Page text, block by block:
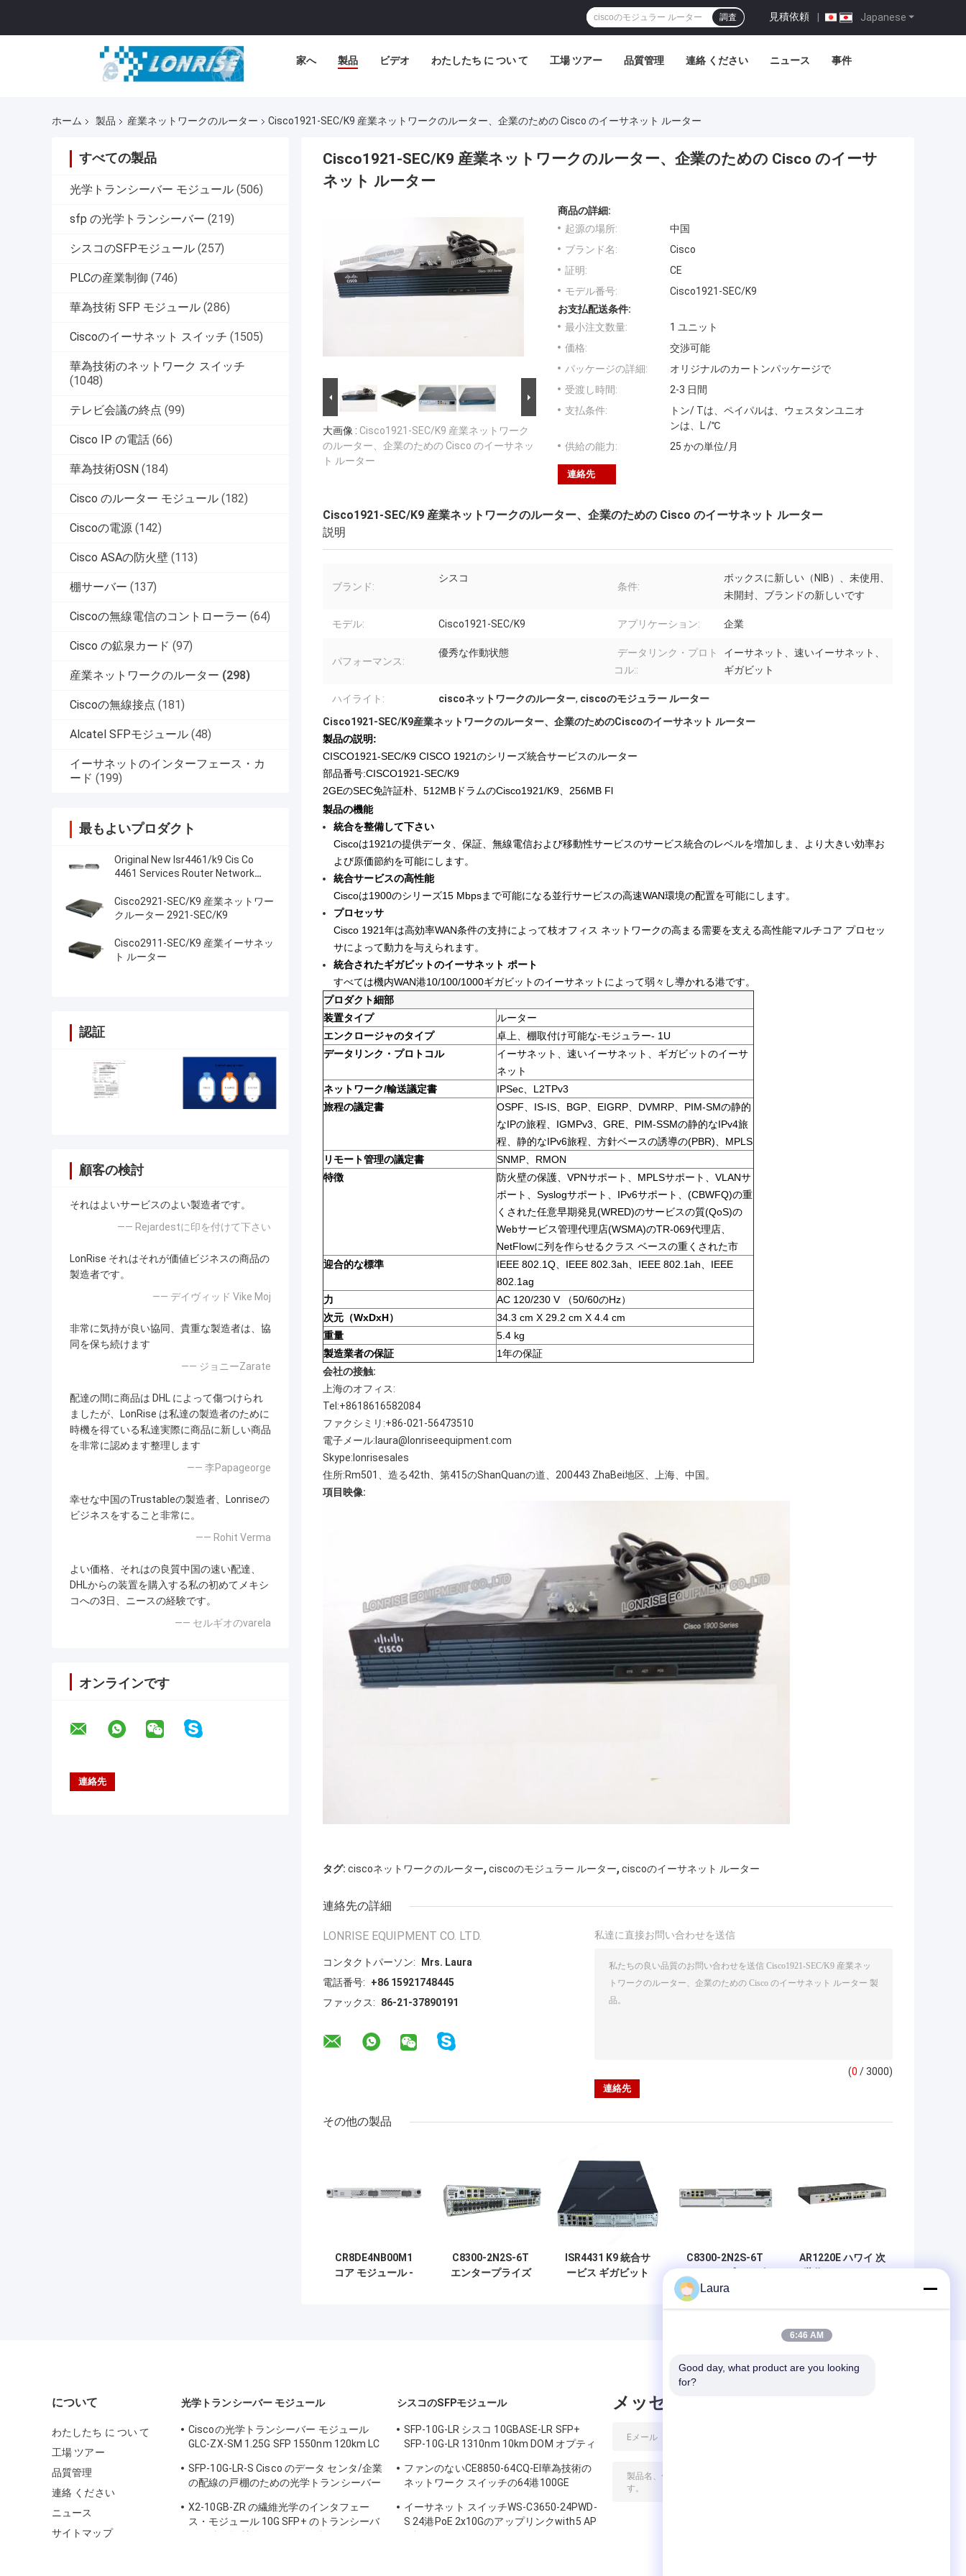
Japanese
見積依頼 |
調査
家へ 製品 ビデオ わたしたち に つい て 工場 ツアー 品質管理 連絡 ください ニュース 事件
ホーム 製品 産業ネットワークのルーター Cisco1921-SEC/K9 産業ネットワークのルーター、企業のための Cisco のイーサネット ルーター
すべての製品
光学トランシーバー モジュール (506)
sfp の光学トランシーバー (219)
シスコのSFPモジュール (257)
PLCの産業制御 (746)
華為技術 SFP モジュール (286)
Ciscoのイーサネット スイッチ (1505)
華為技術のネットワーク スイッチ
(1048)
テレビ会議の終点 (99)
Cisco IP の電話 (66)
華為技術OSN (184)
Cisco のルーター モジュール (182)
Ciscoの電源 (142)
Cisco ASAの防火壁 (113)
棚サーバー (137)
Ciscoの無線電信のコントローラー (64)
Cisco の鉱泉カード (97)
産業ネットワークのルーター (298)
Ciscoの無線接点 (181)
Alcatel SFPモジュール (48)
イーサネットのインターフェース・カ
ード (199)
最もよいプロダクト
Original New Isr4461/k9 Cis Co
4461 Services Router Network
Cisco2921-SEC/K9 産業ネットワー
クルーター 2921-SEC/K9
Cisco2911-SEC/K9 産業イーサネッ
ト ルーター
認証
顧客の検討
それはよいサービスのよい製造者です。
—— Rejardestに印を付けて下さい
LonRise それはそれが価値ビジネスの商品の
製造者です。
—— デイヴィッド Vike Moj
非常に気持が良い協同、貴重な製造者は、協
同を保ち続けます
—— ジョニーZarate
配達の間に商品は DHL によって傷つけられ
ましたが、LonRise は私達の製造者のために
時機を得ている私達実際に商品に新しい商品
を非常に認めます整理します
—— 李Papageorge
幸せな中国のTrustableの製造者、Lonriseの
ビジネスをすること非常に。
—— Rohit Verma
よい価格、それはの良質中国の速い配達、
DHLからの装置を購入する私の初めてメキシ
コへの3日、ニースの経験です。
—— セルギオのvarela
オンラインです
Cisco1921-SEC/K9 産業ネットワークのルーター、企業のための Cisco のイーサ
ネット ルーター
大画像 : Cisco1921-SEC/K9 産業ネットワーク
のルーター、企業のための Cisco のイーサネッ
ト ルーター
商品の詳細:
起源の場所:
中国
ブランド名:
Cisco
証明:
CE
モデル番号:
Cisco1921-SEC/K9
お支払配送条件:
最小注文数量:
1 ユニット
価格:
交渉可能
パッケージの詳細:
オリジナルのカートンパッケージで
受渡し時間:
2-3 日間
支払条件:
トン/ Tは、ペイパルは、ウェスタンユニオ
ンは、L /℃
供給の能力:
25 かの単位/月
連絡先
Cisco1921-SEC/K9 産業ネットワークのルーター、企業のための Cisco のイーサネット ルーター
説明
ブランド:
シスコ
条件:
ボックスに新しい（NIB）、未使用、
未開封、ブランドの新しいです
モデル: Cisco1921-SEC/K9 アプリケーション: 企業
パフォーマンス:
優秀な作動状態
データリンク・プロト
コル::
イーサネット、速いイーサネット、
ギガビット
ハイライト: ciscoネットワークのルーター, ciscoのモジュラー ルーター
Cisco1921-SEC/K9産業ネットワークのルーター、企業のためのCiscoのイーサネット ルーター
製品の説明:
CISCO1921-SEC/K9 CISCO 1921のシリーズ統合サービスのルーター
部品番号:CISCO1921-SEC/K9
2GEのSEC免許証朴、512MBドラムのCisco1921/K9、256MB Fl
製品の機能
統合を整備して下さい
Ciscoは1921の提供データ、保証、無線電信および移動性サービスのサービス統合のレベルを増加しま、より大きい効率お
よび原価節約を可能にします。
統合サービスの高性能
Ciscoは1900のシリーズ15 Mbpsまで可能になる並行サービスの高速WAN環境の配置を可能にします。
プロセッサ
Cisco 1921年は高効率WAN条件の支持によって枝オフィス ネットワークの高まる需要を支える高性能マルチコア プロセッ
サによって動力を与えられます。
統合されたギガビットのイーサネット ポート
すべては機内WAN港10/100/1000ギガビットのイーサネットによって弱々し導かれる港です。
プロダクト細部
装置タイプ
ルーター
エンクロージャのタイプ
卓上、棚取付け可能な-モジュラー- 1U
データリンク・プロトコル
イーサネット、速いイーサネット、ギガビットのイーサ
ネット
ネットワーク/輸送議定書
IPSec、L2TPv3
旅程の議定書
OSPF、IS-IS、BGP、EIGRP、DVMRP、PIM-SMの静的
なIPの旅程、IGMPv3、GRE、PIM-SSMの静的なIPv4旅
程、静的なIPv6旅程、方針ベースの誘導の(PBR)、MPLS
リモート管理の議定書
SNMP、RMON
特徴
防火壁の保護、VPNサポート、MPLSサポート、VLANサ
ポート、Syslogサポート、IPv6サポート、(CBWFQ)の重
くされた任意早期発見(WRED)のサービスの質(QoS)の
Webサービス管理代理店(WSMA)のTR-069代理店、
NetFlowに列を作らせるクラス ベースの重くされた市
迎合的な標準
IEEE 802.1Q、IEEE 802.3ah、IEEE 802.1ah、IEEE
802.1ag
力
AC 120/230 V （50/60のHz）
次元（WxDxH）
34.3 cm X 29.2 cm X 4.4 cm
重量
5.4 kg
製造業者の保証
1年の保証
会社の接触:
上海のオフィス:
Tel:+8618616582084
ファクシミリ:+86-021-56473510
電子メール:laura@lonriseequipment.com
Skype:lonrisesales
住所:Rm501、造る42th、第415のShanQuanの道、200443 ZhaBei地区、上海、中国。
項目映像:
タグ: ciscoネットワークのルーター, ciscoのモジュラー ルーター, ciscoのイーサネット ルーター
連絡先の詳細
LONRISE EQUIPMENT CO. LTD.
コンタクトパーソン:
Mrs. Laura
電話番号:
+86 15921748445
ファックス:
86-21-37890191
私達に直接お問い合わせを送信
(0 / 3000)
その他の製品
CR8DE4NB00M1
コア モジュール -
C8300-2N2S-6T
エンタープライズ
ISR4431 K9 統合サ
ービス ギガビット
C8300-2N2S-6T
エッジルーター、
6×1Gギガビット
ュアル冗長電源、
SD-WAN対応
AR1220E ハワイ 次
LAN 2 USB 2 SIC
について
わたしたち に つい て
工場 ツアー
品質管理
連絡 ください
ニュース
サイトマップ
光学トランシーバー モジュール
Ciscoの光学トランシーバー モジュール
GLC-ZX-SM 1.25G SFP 1550nm 120km LC
SFP-10G-LR-S Cisco のデータ センタ/企業
の配線の戸棚のための光学トランシーバー
X2-10GB-ZR の繊維光学のインタフェー
ス・モジュール 10G SFP+ のトランシーバ
シスコのSFPモジュール
SFP-10G-LR シスコ 10GBASE-LR SFP+
SFP-10G-LR 1310nm 10km DOM オプティ
ファンのないCE8850-64CQ-EI華為技術の
ネットワーク スイッチの64港100GE
イーサネット スイッチWS-C3650-24PWD-
S 24港PoE 2x10Gのアップリンクwith5 AP
メッセージ
Laura
6:46 AM
Good day, what product are you looking
for?